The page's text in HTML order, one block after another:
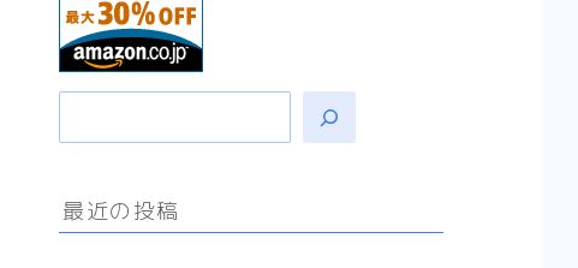
ひねくれ騎士とふわふわ姫末永くよろしくお願いしま
す
その他
不徳のギルド（アニメ）
メ-ネタバレ感想まとめ】
最近の投稿